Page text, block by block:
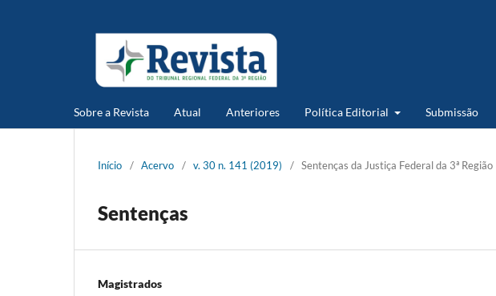
Sobre a Revista Atual Anteriores Política Editorial Submissão
Início / Acervo / v. 30 n. 141 (2019) / Sentenças da Justiça Federal da 3ª Região
Sentenças
Magistrados